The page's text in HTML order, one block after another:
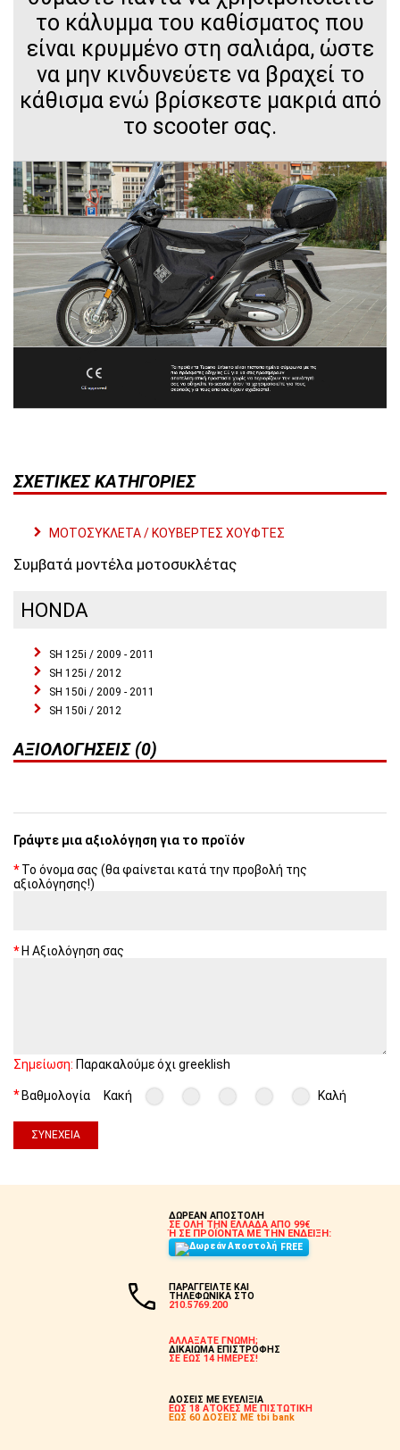
το κάλυμμα του καθίσματος που
είναι κρυμμένο στη σαλιάρα, ώστε
να μην κινδυνεύετε να βραχεί το
κάθισμα ενώ βρίσκεστε μακριά από
το scooter σας.
ΣΧΕΤΙΚΈΣ ΚΑΤΗΓΟΡΊΕΣ
ΜΟΤΟΣΥΚΛΕΤΑ / ΚΟΥΒΕΡΤΕΣ ΧΟΥΦΤΕΣ
Συμβατά μοντέλα μοτοσυκλέτας
HONDA
SH 125i / 2009 - 2011
SH 125i / 2012
SH 150i / 2009 - 2011
SH 150i / 2012
ΑΞΙΟΛΟΓΉΣΕΙΣ (0)
Γράψτε μια αξιολόγηση για το προϊόν
Το όνομα σας (θα φαίνεται κατά την προβολή της
αξιολόγησης!)
Η Αξιολόγηση σας
Σημείωση: Παρακαλούμε όχι greeklish
Βαθμολογία Κακή Καλή
ΣΥΝΈΧΕΙΑ
ΔΩΡΕΑΝ ΑΠΟΣΤΟΛΗ
ΣΕ ΟΛΗ ΤΗΝ ΕΛΛΑΔΑ ΑΠΟ 99€
Ή ΣΕ ΠΡΟΪΟΝΤΑ ΜΕ ΤΗΝ ΕΝΔΕΙΞΗ:
FREE
ΠΑΡΑΓΓΕΙΛΤΕ ΚΑΙ
ΤΗΛΕΦΩΝΙΚΑ ΣΤΟ
210.5769.200
ΑΛΛΑΞΑΤΕ ΓΝΩΜΗ;
ΔΙΚΑΙΩΜΑ ΕΠΙΣΤΡΟΦΗΣ
ΣΕ ΕΩΣ 14 ΗΜΕΡΕΣ!
ΔΟΣΕΙΣ ΜΕ ΕΥΕΛΙΞΙΑ
ΕΩΣ 18 ΑΤΟΚΕΣ ΜΕ ΠΙΣΤΩΤΙΚΗ
ΕΩΣ 60 ΔΟΣΕΙΣ ΜΕ tbi bank